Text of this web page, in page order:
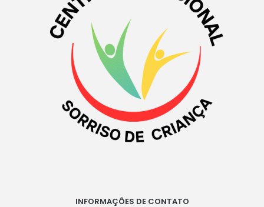
INFORMAÇÕES DE CONTATO